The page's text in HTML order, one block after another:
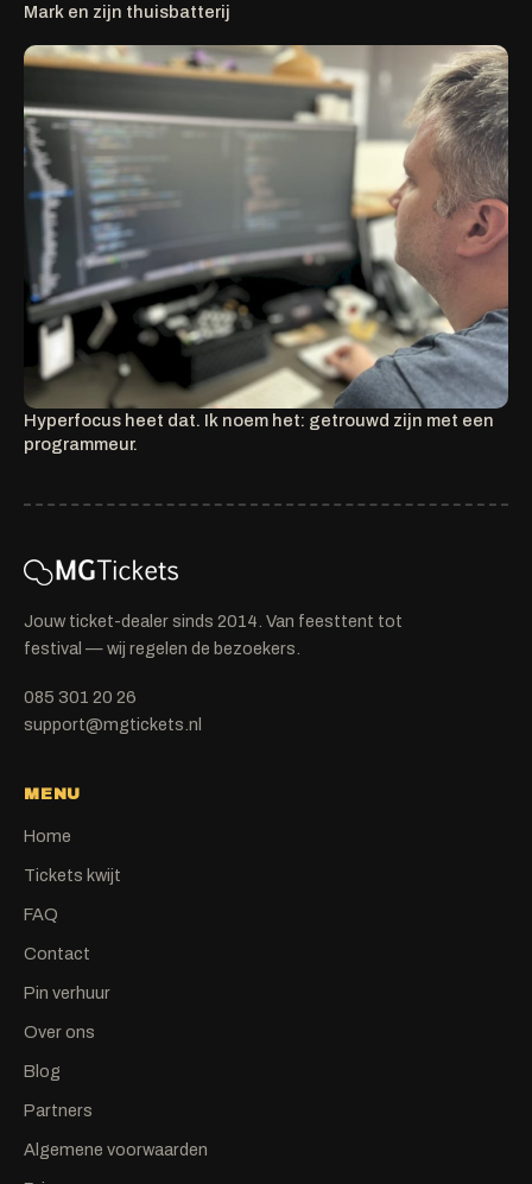
Mark en zijn thuisbatterij
Hyperfocus heet dat. Ik noem het: getrouwd zijn met een
programmeur.
Jouw ticket-dealer sinds 2014. Van feesttent tot
festival — wij regelen de bezoekers.
085 301 20 26
support@mgtickets.nl
MENU
Home
Tickets kwijt
FAQ
Contact
Pin verhuur
Over ons
Blog
Partners
Algemene voorwaarden